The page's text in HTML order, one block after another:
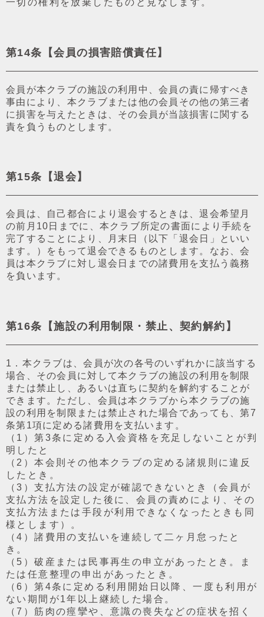
⼀切の権利を放棄したものと⾒なします。
第14条【会員の損害賠償責任】
会員が本クラブの施設の利⽤中、会員の責に帰すべき
事由により、本クラブまたは他の会員その他の第三者
に損害を与えたときは、その会員が当該損害に関する
責を負うものとします。
第15条【退会】
会員は、⾃⼰都合により退会するときは、退会希望⽉
の前⽉10⽇までに、本クラブ所定の書⾯により⼿続を
完了することにより、⽉末⽇（以下「退会⽇」といい
ます。）をもって退会できるものとします。なお、会
員は本クラブに対し退会⽇までの諸費⽤を⽀払う義務
を負います。
第16条【施設の利⽤制限・禁⽌、契約解約】
1．本クラブは、会員が次の各号のいずれかに該当する
場合、その会員に対して本クラブの施設の利⽤を制限
または禁⽌し、あるいは直ちに契約を解約することが
できます。ただし、会員は本クラブから本クラブの施
設の利⽤を制限または禁⽌された場合であっても、第7
条第1項に定める諸費⽤を⽀払います。
（1）第3条に定める入会資格を充⾜しないことが判
明したと
（2）本会則その他本クラブの定める諸規則に違反
したとき。
（3）⽀払⽅法の設定が確認できないとき（会員が
⽀払⽅法を設定した後に、会員の責めにより、その
⽀払⽅法または⼿段が利⽤できなくなったときも同
様とします）。
（4）諸費⽤の⽀払いを連続して⼆ヶ⽉怠ったと
き。
（5）破産または⺠事再⽣の申⽴があったとき。ま
たは任意整理の申出があったとき。
（6）第4条に定める利⽤開始⽇以降、⼀度も利⽤が
ない期間が1年以上継続した場合。
（7）筋⾁の痙攣や、意識の喪失などの症状を招く